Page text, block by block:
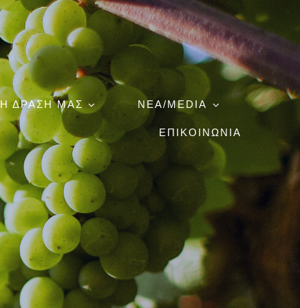
Η ΔΡΑΣΗ ΜΑΣ ΝΕΑ/MEDIA
ΕΠΙΚΟΙΝΩΝΙΑ